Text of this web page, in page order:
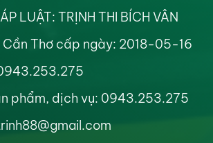
LUẬT: TRỊNH THI BÍCH VÂN
Cần Thơ cấp ngày: 2018-05-16
phẩm, dịch vụ: 0943.253.275